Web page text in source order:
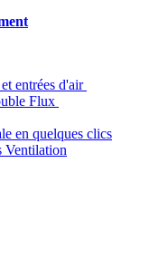
entrées d'air
Flux
en quelques clics
Ventilation